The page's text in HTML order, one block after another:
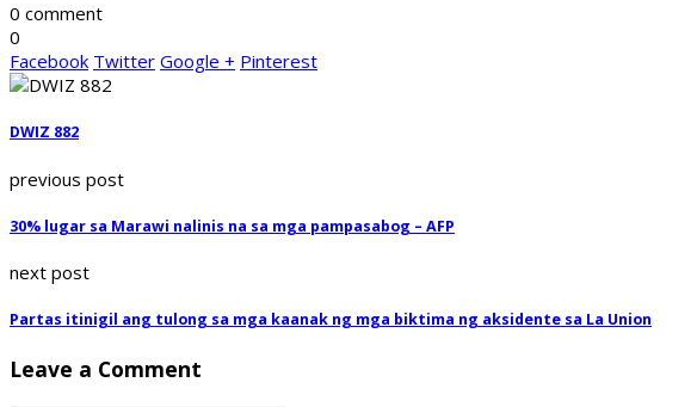
0 comment
0
Facebook Twitter Google + Pinterest
DWIZ 882
previous post
30% lugar sa Marawi nalinis na sa mga pampasabog – AFP
next post
Partas itinigil ang tulong sa mga kaanak ng mga biktima ng aksidente sa La Union
Leave a Comment